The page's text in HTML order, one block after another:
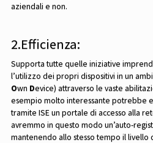
aziendali e non.
2.Efficienza:
Supporta tutte quelle iniziative
l’utilizzo dei propri dispositivi in un
Own Device) attraverso le vaste
esempio molto interessante potrebbe
tramite ISE un portale di accesso alla
avremmo in questo modo un’auto-
mantenendo allo stesso tempo il livello